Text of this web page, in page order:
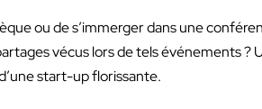
ou de s’immerger dans une
vécus lors de tels événements ?
start-up florissante.